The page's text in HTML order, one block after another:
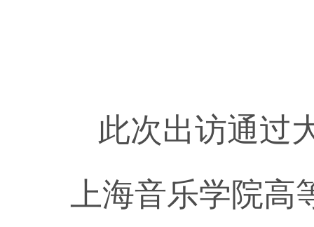
此次出访通过
上海音乐学院